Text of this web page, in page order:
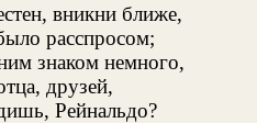
вникни ближе,
расспросом;
знаком немного,
друзей,
Рейнальдо?